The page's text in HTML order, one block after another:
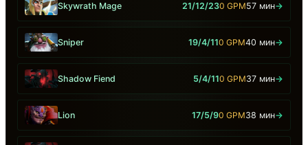
Skywrath Mage 21/12/230 GPM57 мин→
Sniper 19/4/110 GPM40 мин→
Shadow Fiend 5/4/110 GPM37 мин→
Lion 17/5/90 GPM38 мин→